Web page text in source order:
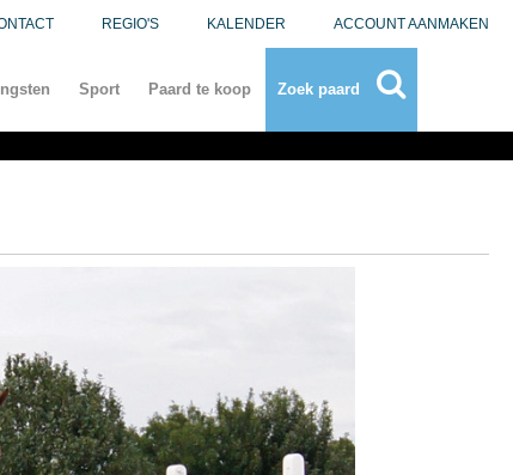
REGIO'S KALENDER ACCOUNT AANMAKEN
Sport Paard te koop Zoek paard